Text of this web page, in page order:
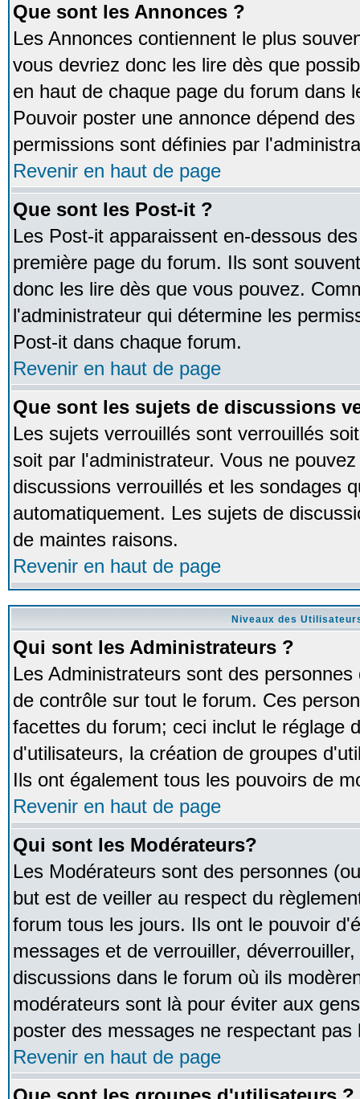
Que sont les Annonces ?
Les Annonces contiennent le plus
vous devriez donc les lire dès que
en haut de chaque page du forum dans
Pouvoir poster une annonce dépend
permissions sont définies par
Revenir en haut de page
Que sont les Post-it ?
Les Post-it apparaissent en-dessous
première page du forum. Ils sont
donc les lire dès que vous pouvez.
l'administrateur qui détermine les
Post-it dans chaque forum.
Revenir en haut de page
Que sont les sujets de discussions
Les sujets verrouillés sont verrouillés
soit par l'administrateur. Vous ne
discussions verrouillés et les sondages
automatiquement. Les sujets de
de maintes raisons.
Revenir en haut de page
Niveaux des
Qui sont les Administrateurs ?
Les Administrateurs sont des
de contrôle sur tout le forum. Ces
facettes du forum; ceci inclut le réglage
d'utilisateurs, la création de groupes
Ils ont également tous les pouvoirs de
Revenir en haut de page
Qui sont les Modérateurs?
Les Modérateurs sont des personnes
but est de veiller au respect du
forum tous les jours. Ils ont le pouvoir
messages et de verrouiller,
discussions dans le forum où ils
modérateurs sont là pour éviter aux
poster des messages ne respectant pas
Revenir en haut de page